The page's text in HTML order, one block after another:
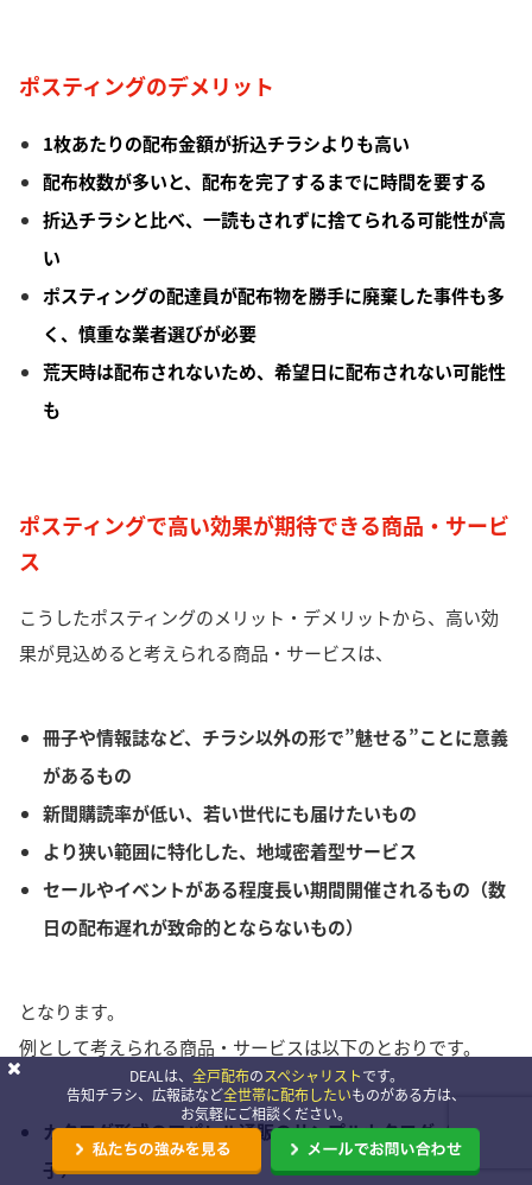
ポスティングのデメリット
1枚あたりの配布金額が折込チラシよりも高い
配布枚数が多いと、配布を完了するまでに時間を要する
折込チラシと比べ、一読もされずに捨てられる可能性が高
い
ポスティングの配達員が配布物を勝手に廃棄した事件も多
く、慎重な業者選びが必要
荒天時は配布されないため、希望日に配布されない可能性
も
ポスティングで高い効果が期待できる商品・サービ
ス
こうしたポスティングのメリット・デメリットから、高い効
果が見込めると考えられる商品・サービスは、
冊子や情報誌など、チラシ以外の形で”魅せる”ことに意義
があるもの
新聞購読率が低い、若い世代にも届けたいもの
より狭い範囲に特化した、地域密着型サービス
セールやイベントがある程度長い期間開催されるもの（数
日の配布遅れが致命的とならないもの）
となります。
例として考えられる商品・サービスは以下のとおりです。
カタログ形式のアパレル通販のサンプルカタログ（ミニ冊
子）
DEALは、 全戸配布のスペシャリストです。
告知チラシ、広報誌など全世帯に配布したいものがある方は、
お気軽にご相談ください。